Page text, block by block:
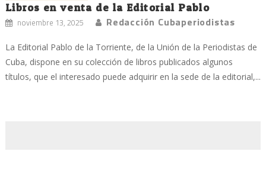
Libros en venta de la Editorial Pablo
noviembre 13, 2025 Redacción Cubaperiodistas
La Editorial Pablo de la Torriente, de la Unión de la Periodistas de
Cuba, dispone en su colección de libros publicados algunos
títulos, que el interesado puede adquirir en la sede de la editorial,...